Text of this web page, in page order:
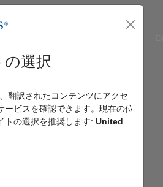
選択
翻訳されたコンテンツにアクセ
ービスを確認できます。現在の位
トの選択を推奨します: United